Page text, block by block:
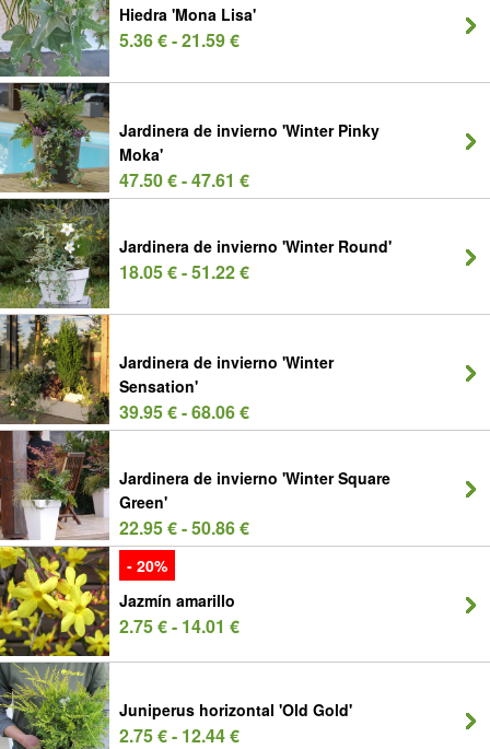
Hiedra 'Mona Lisa'
5.36 € - 21.59 €
Jardinera de invierno 'Winter Pinky
Moka'
47.50 € - 47.61 €
Jardinera de invierno 'Winter Round'
18.05 € - 51.22 €
Jardinera de invierno 'Winter
Sensation'
39.95 € - 68.06 €
Jardinera de invierno 'Winter Square
Green'
22.95 € - 50.86 €
- 20%
Jazmín amarillo
2.75 € - 14.01 €
Juniperus horizontal 'Old Gold'
2.75 € - 12.44 €